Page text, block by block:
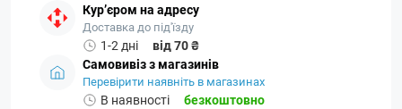
Кур’єром на адресу
Доставка до під'їзду
1-2 дні
від 70 ₴
Самовивіз з магазинів
Перевірити наявніть в магазинах
В наявності безкоштовно